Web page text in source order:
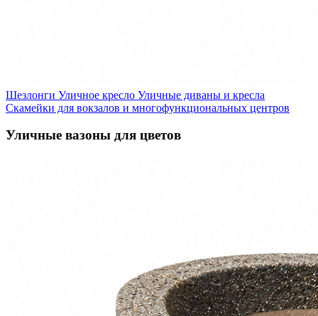
Шезлонги Уличное кресло Уличные диваны и кресла
Скамейки для вокзалов и многофункциональных центров
Уличные вазоны для цветов